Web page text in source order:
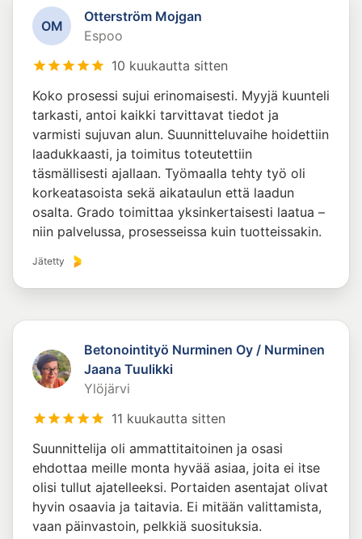
OM
Otterström Mojgan
Espoo
10 kuukautta sitten
Koko prosessi sujui erinomaisesti. Myyjä kuunteli
tarkasti, antoi kaikki tarvittavat tiedot ja
varmisti sujuvan alun. Suunnitteluvaihe hoidettiin
laadukkaasti, ja toimitus toteutettiin
täsmällisesti ajallaan. Työmaalla tehty työ oli
korkeatasoista sekä aikataulun että laadun
osalta. Grado toimittaa yksinkertaisesti laatua –
niin palvelussa, prosesseissa kuin tuotteissakin.
Jätetty
Betonointityö Nurminen Oy / Nurminen
Jaana Tuulikki
Ylöjärvi
11 kuukautta sitten
Suunnittelija oli ammattitaitoinen ja osasi
ehdottaa meille monta hyvää asiaa, joita ei itse
olisi tullut ajatelleeksi. Portaiden asentajat olivat
hyvin osaavia ja taitavia. Ei mitään valittamista,
vaan päinvastoin, pelkkiä suosituksia.